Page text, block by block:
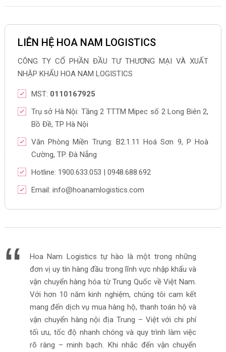
LIÊN HỆ HOA NAM LOGISTICS
CÔNG TY CỔ PHẦN ĐẦU TƯ THƯƠNG MẠI VÀ XUẤT
NHẬP KHẨU HOA NAM LOGISTICS
MST: 0110167925
Trụ sở Hà Nội: Tầng 2 TTTM Mipec số 2 Long Biên 2,
Bồ Đề, TP Hà Nội
Văn Phòng Miền Trung: B2.1.11 Hoá Sơn 9, P Hoà
Cường, TP. Đà Nẵng
Hotline: 1900.633.053 | 0948.688.692
Email: info@hoanamlogistics.com
Hoa Nam Logistics tự hào là một trong những
đơn vị uy tín hàng đầu trong lĩnh vực nhập khẩu và
vận chuyển hàng hóa từ Trung Quốc về Việt Nam.
Với hơn 10 năm kinh nghiệm, chúng tôi cam kết
mang đến dịch vụ mua hàng hộ, thanh toán hộ và
vận chuyển hàng nội địa Trung – Việt với chi phí
tối ưu, tốc độ nhanh chóng và quy trình làm việc
rõ ràng – minh bạch. Khi nhắc đến vận chuyển